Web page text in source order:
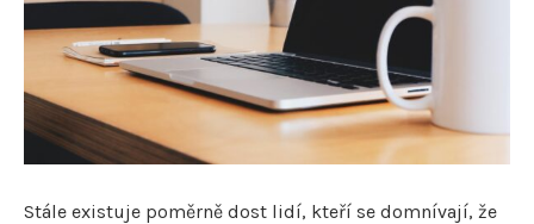
Stále existuje poměrně dost lidí, kteří se domnívají, že